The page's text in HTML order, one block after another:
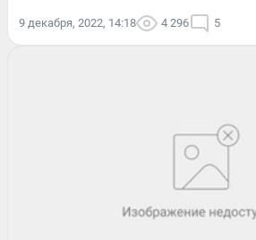
9 декабря, 2022, 14:18 4 296 5